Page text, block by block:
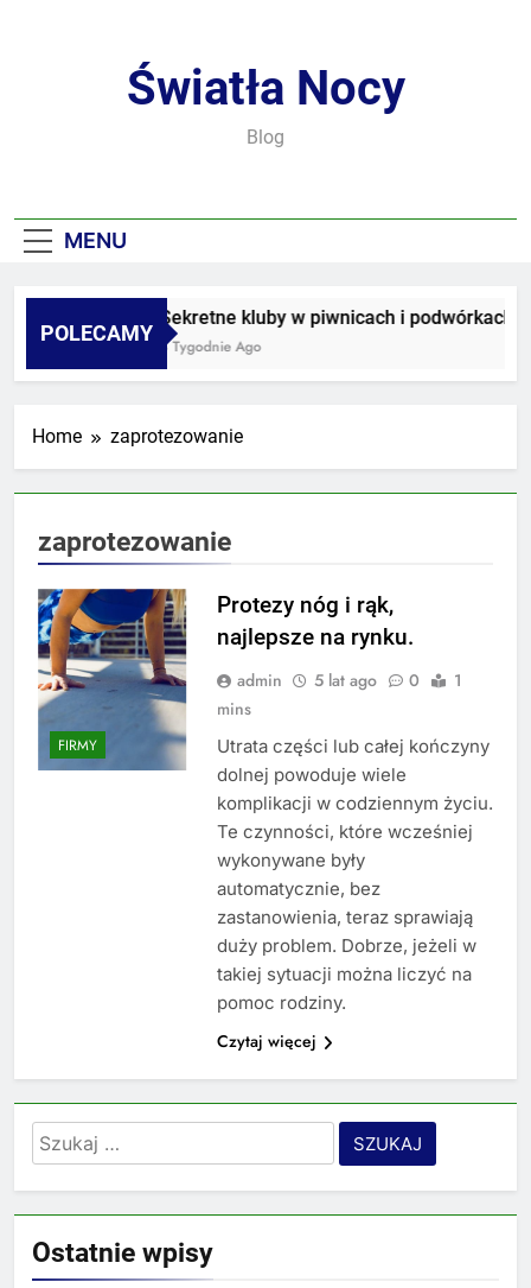
Światła Nocy
Blog
MENU
POLECAMY
Sekretne kluby w piwnicach i podwórkach
3 Tygodnie Ago
Home zaprotezowanie
zaprotezowanie
FIRMY
Protezy nóg i rąk,
najlepsze na rynku.
admin 5 lat ago 0
1
mins
Utrata części lub całej kończyny
dolnej powoduje wiele
komplikacji w codziennym życiu.
Te czynności, które wcześniej
wykonywane były
automatycznie, bez
zastanowienia, teraz sprawiają
duży problem. Dobrze, jeżeli w
takiej sytuacji można liczyć na
pomoc rodziny.
Czytaj więcej
Szukaj:
Ostatnie wpisy